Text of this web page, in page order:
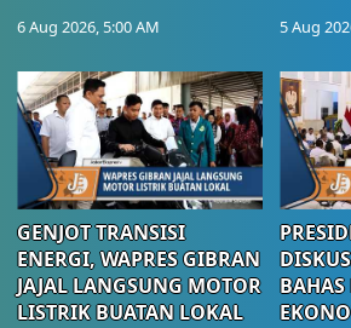
6 Aug 2026, 5:00 AM 5 Aug
GENJOT TRANSISI
ENERGI, WAPRES GIBRAN
JAJAL LANGSUNG MOTOR
LISTRIK BUATAN LOKAL
BAHAS